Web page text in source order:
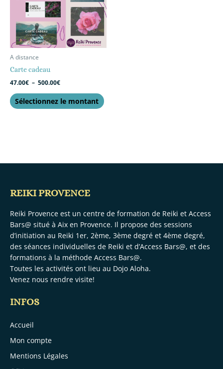
A distance
Carte cadeau
47.00€ – 500.00€
Sélectionnez le montant
REIKI PROVENCE
Reiki Provence est un centre de formation de Reiki et Access
Bars@ situé à Aix en Provence. Il propose des sessions
d’initiation au Reiki 1er, 2ème, 3ème degré et 4ème degré,
des séances individuelles de Reiki et d’Access Bars@, et des
formations à la méthode Access Bars@.
Toutes les activités ont lieu au Dojo Aloha.
Venez nous rendre visite!
INFOS
Accueil
Mon compte
Mentions Légales